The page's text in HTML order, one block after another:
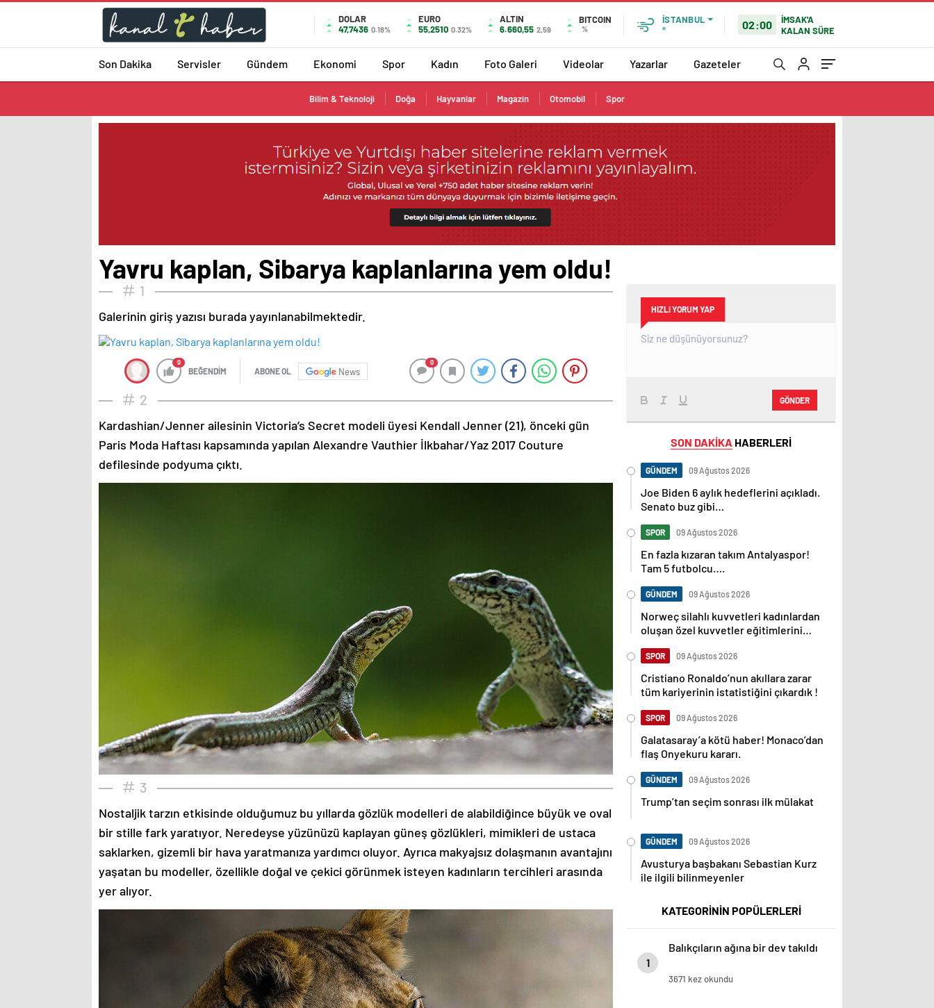
DOLAR
47,7436 0.18%
EURO
55,2510 0.32%
ALTIN
6.660,55 2,59
BITCOIN
%
İSTANBUL
°
02:00
İMSAK'A
KALAN SÜRE
Son Dakika Servisler Gündem Ekonomi Spor Kadın Foto Galeri Videolar Yazarlar Gazeteler
Bilim & Teknoloji Doğa Hayvanlar Magazin Otomobil Spor
Yavru kaplan, Sibarya kaplanlarına yem oldu!
1
Galerinin giriş yazısı burada yayınlanabilmektedir.
0
BEĞENDİM ABONE OL News
0
2
Kardashian/Jenner ailesinin Victoria’s Secret modeli üyesi Kendall Jenner (21), önceki gün
Paris Moda Haftası kapsamında yapılan Alexandre Vauthier İlkbahar/Yaz 2017 Couture
defilesinde podyuma çıktı.
3
Nostaljik tarzın etkisinde olduğumuz bu yıllarda gözlük modelleri de alabildiğince büyük ve oval
bir stille fark yaratıyor. Neredeyse yüzünüzü kaplayan güneş gözlükleri, mimikleri de ustaca
saklarken, gizemli bir hava yaratmanıza yardımcı oluyor. Ayrıca makyajsız dolaşmanın avantajını
yaşatan bu modeller, özellikle doğal ve çekici görünmek isteyen kadınların tercihleri arasında
yer alıyor.
HIZLI YORUM YAP
GÖNDER
SON DAKİKA HABERLERİ
GÜNDEM 09 Ağustos 2026
Joe Biden 6 aylık hedeflerini açıkladı.
Senato buz gibi…
SPOR 09 Ağustos 2026
En fazla kızaran takım Antalyaspor!
Tam 5 futbolcu….
GÜNDEM 09 Ağustos 2026
Norweç silahlı kuvvetleri kadınlardan
oluşan özel kuvvetler eğitimlerini
SPOR 09 Ağustos 2026
Cristiano Ronaldo’nun akıllara zarar
tüm kariyerinin istatistiğini çıkardık !
SPOR 09 Ağustos 2026
Galatasaray’a kötü haber! Monaco’dan
flaş Onyekuru kararı.
GÜNDEM 09 Ağustos 2026
Trump’tan seçim sonrası ilk mülakat
GÜNDEM 09 Ağustos 2026
Avusturya başbakanı Sebastian Kurz
ile ilgili bilinmeyenler
KATEGORİNİN POPÜLERLERİ
1
Balıkçıların ağına bir dev takıldı
3671 kez okundu